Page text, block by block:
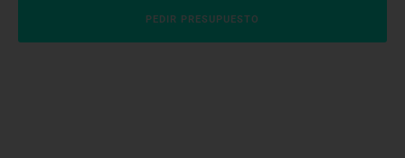
PEDIR PRESUPUESTO